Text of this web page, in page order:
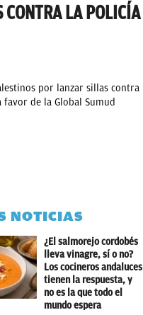
CONTRA LA POLICÍA
por lanzar sillas contra
de la Global Sumud
NOTICIAS
¿El salmorejo cordobés
lleva vinagre, sí o no?
Los cocineros andaluces
tienen la respuesta, y
no es la que todo el
mundo espera